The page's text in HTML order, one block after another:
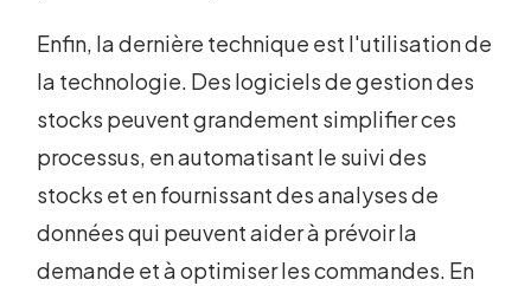
Enfin, la dernière technique est l'utilisation de
la technologie. Des logiciels de gestion des
stocks peuvent grandement simplifier ces
processus, en automatisant le suivi des
stocks et en fournissant des analyses de
données qui peuvent aider à prévoir la
demande et à optimiser les commandes. En